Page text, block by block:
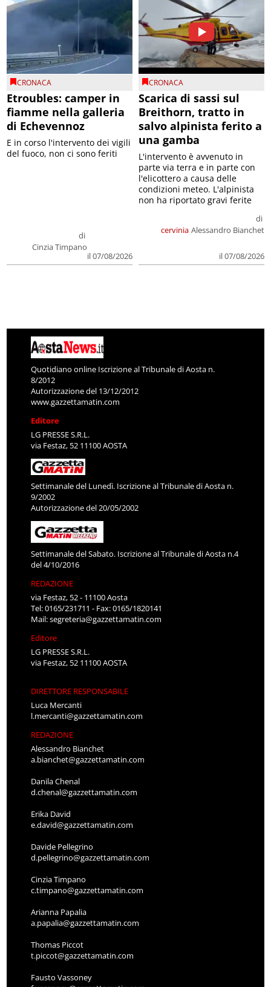
CRONACA
Etroubles: camper in
fiamme nella galleria
di Echevennoz
di
Cinzia Timpano
il 07/08/2026
E in corso l'intervento dei vigili
del fuoco, non ci sono feriti
CRONACA
Scarica di sassi sul
Breithorn, tratto in
salvo alpinista ferito a
una gamba
cervinia
di
Alessandro Bianchet
il 07/08/2026
L'intervento è avvenuto in
parte via terra e in parte con
l'elicottero a causa delle
condizioni meteo. L'alpinista
non ha riportato gravi ferite
Quotidiano online Iscrizione al Tribunale di Aosta n.
8/2012
Autorizzazione del 13/12/2012
www.gazzettamatin.com
Editore
LG PRESSE S.R.L.
via Festaz, 52 11100 AOSTA
Settimanale del Lunedì. Iscrizione al Tribunale di Aosta n.
9/2002
Autorizzazione del 20/05/2002
Settimanale del Sabato. Iscrizione al Tribunale di Aosta n.4
del 4/10/2016
REDAZIONE
via Festaz, 52 - 11100 Aosta
Tel: 0165/231711 - Fax: 0165/1820141
Mail:segreteria@gazzettamatin.com
Editore
LG PRESSE S.R.L.
via Festaz, 52 11100 AOSTA
DIRETTORE RESPONSABILE
Luca Mercanti
l.mercanti@gazzettamatin.com
REDAZIONE
Alessandro Bianchet
a.bianchet@gazzettamatin.com
Danila Chenal
d.chenal@gazzettamatin.com
Erika David
e.david@gazzettamatin.com
Davide Pellegrino
d.pellegrino@gazzettamatin.com
Cinzia Timpano
c.timpano@gazzettamatin.com
Arianna Papalia
a.papalia@gazzettamatin.com
Thomas Piccot
t.piccot@gazzettamatin.com
Fausto Vassoney